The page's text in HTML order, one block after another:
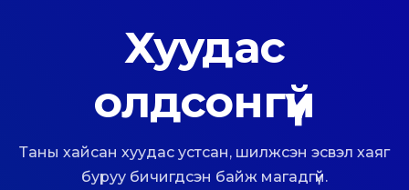
Хуудас
олдсонгүй
Таны хайсан хуудас устсан, шилжсэн эсвэл хаяг
буруу бичигдсэн байж магадгүй.